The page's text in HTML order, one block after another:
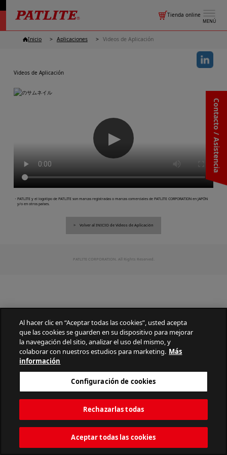
MENÚ
Tienda online
Contacto / Asistencia
Inicio Aplicaciones Videos de Aplicación
Videos de Aplicación
▶
・PATLITE y el logotipo de PATLITE son marcas registradas o marcas comerciales de PATLITE CORPORATION en JAPÓN
y/o en otros países.
Volver al INICIO de Videos de Aplicación
PATLITE CORPORATION. All Rights Reserved.
Al hacer clic en “Aceptar todas las cookies”, usted acepta
que las cookies se guarden en su dispositivo para mejorar
la navegación del sitio, analizar el uso del mismo, y
colaborar con nuestros estudios para marketing. Más
información
Configuración de cookies
Rechazarlas todas
Aceptar todas las cookies